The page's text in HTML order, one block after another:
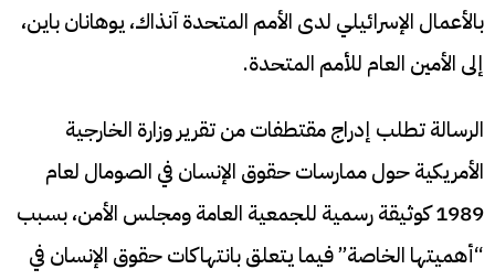
بالأعمال الإسرائيلي لدى الأمم المتحدة آنذاك، يوهانان باين،
إلى الأمين العام للأمم المتحدة.
الرسالة تطلب إدراج مقتطفات من تقرير وزارة الخارجية
الأمريكية حول ممارسات حقوق الإنسان في الصومال لعام
1989 كوثيقة رسمية للجمعية العامة ومجلس الأمن، بسبب
“أهميتها الخاصة” فيما يتعلق بانتهاكات حقوق الإنسان في